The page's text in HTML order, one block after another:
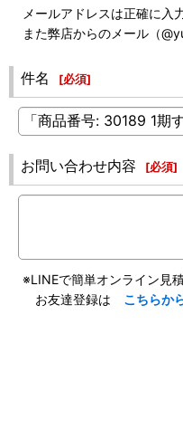
メールアドレスは正確に入
また弊店からのメール（
件名 [必須]
お問い合わせ内容 [必須]
※LINEで簡単オンライン見
お友達登録は こちらか